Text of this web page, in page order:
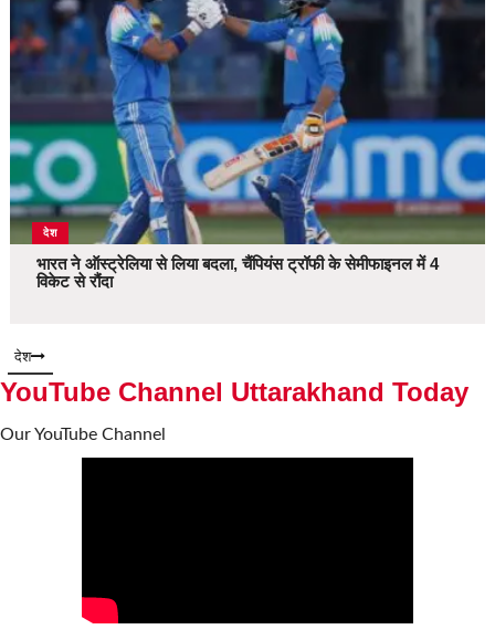
देश
भारत ने ऑस्ट्रेलिया से लिया बदला, चैंपियंस ट्रॉफी के सेमीफाइनल में 4
विकेट से रौंदा
देश
YouTube Channel Uttarakhand Today
Our YouTube Channel